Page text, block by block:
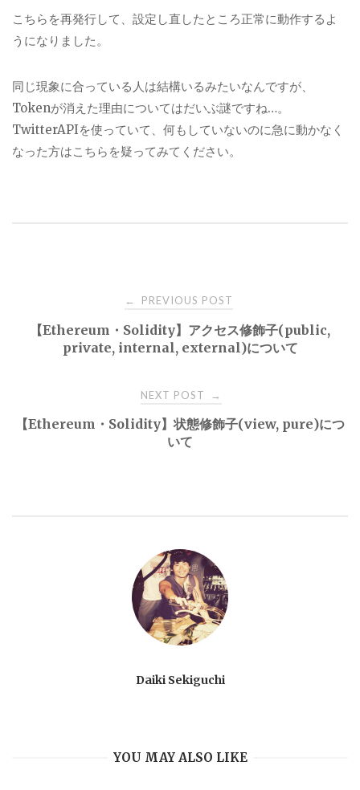
こちらを再発行して、設定し直したところ正常に動作するよ
うになりました。
同じ現象に合っている人は結構いるみたいなんですが、
Tokenが消えた理由についてはだいぶ謎ですね…。
TwitterAPIを使っていて、何もしていないのに急に動かなく
なった方はこちらを疑ってみてください。
navigation
← PREVIOUS POST
【Ethereum・Solidity】アクセス修飾子(public,
private, internal, external)について
NEXT POST →
【Ethereum・Solidity】状態修飾子(view, pure)につ
いて
Daiki Sekiguchi
YOU MAY ALSO LIKE